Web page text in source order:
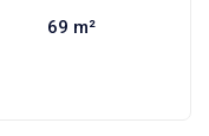
69 m²